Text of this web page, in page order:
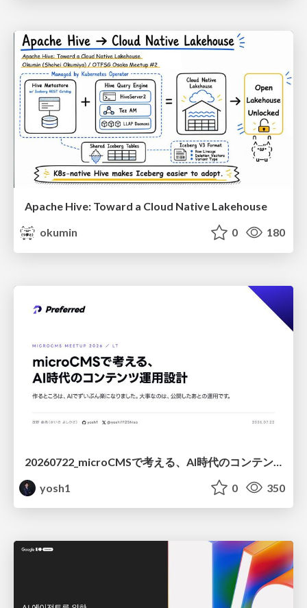
Apache Hive: Toward a Cloud Native Lakehouse
okumin
0 180
yosh1
0 350